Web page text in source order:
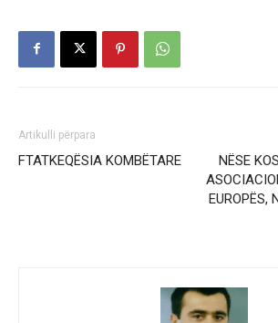
Artikulli përpara
FTATKEQËSIA KOMBËTARE
NËSE
EUROPËS,